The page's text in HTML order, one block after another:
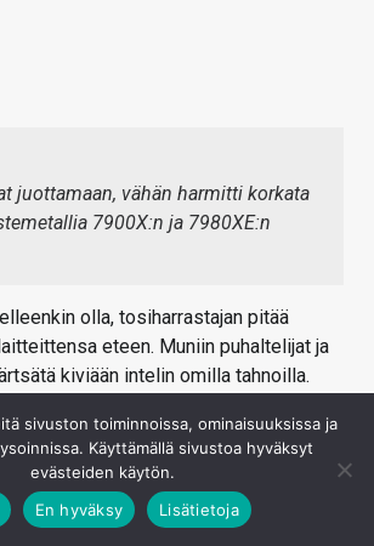
juottamaan, vähän harmitti korkata
7900X:n ja 7980XE:n
olla, tosiharrastajan pitää
eteen. Muniin puhaltelijat ja
kiviään intelin omilla tahnoilla.
sivuston toiminnoissa, ominaisuuksissa ja
Käyttämällä sivustoa hyväksyt
evästeiden käytön.
En hyväksy Lisätietoja